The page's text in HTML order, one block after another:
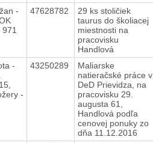
-
47628782
29 ks stoličiek
taurus do školiacej
miestnosti na
pracovisku
Handlová
-
-
43250289
Maliarske
natieračské práce v
DeD Prievidza, na
pracovisku 29.
augusta 61,
Handlová podľa
cenovej ponuky zo
dňa 11.12.2016